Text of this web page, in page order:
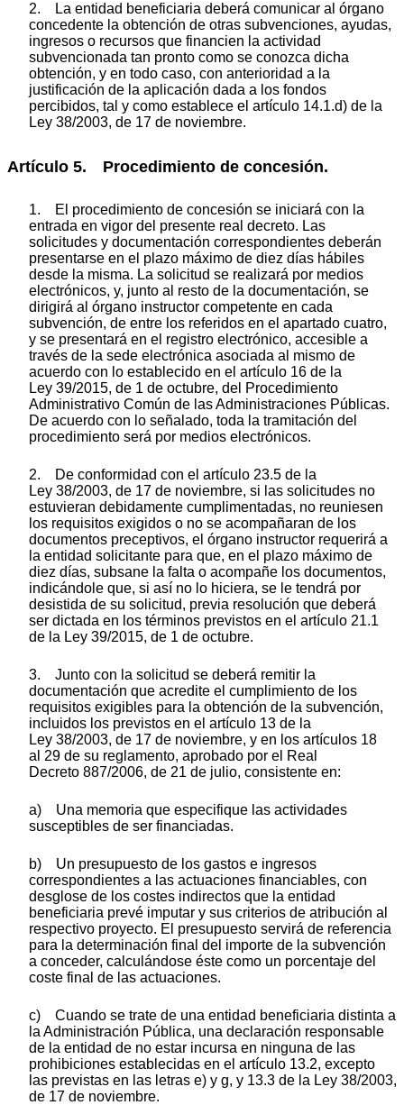
2. La entidad beneficiaria deberá comunicar al órgano
concedente la obtención de otras subvenciones, ayudas,
ingresos o recursos que financien la actividad
subvencionada tan pronto como se conozca dicha
obtención, y en todo caso, con anterioridad a la
justificación de la aplicación dada a los fondos
percibidos, tal y como establece el artículo 14.1.d) de la
Ley 38/2003, de 17 de noviembre.
Artículo 5. Procedimiento de concesión.
1. El procedimiento de concesión se iniciará con la
entrada en vigor del presente real decreto. Las
solicitudes y documentación correspondientes deberán
presentarse en el plazo máximo de diez días hábiles
desde la misma. La solicitud se realizará por medios
electrónicos, y, junto al resto de la documentación, se
dirigirá al órgano instructor competente en cada
subvención, de entre los referidos en el apartado cuatro,
y se presentará en el registro electrónico, accesible a
través de la sede electrónica asociada al mismo de
acuerdo con lo establecido en el artículo 16 de la
Ley 39/2015, de 1 de octubre, del Procedimiento
Administrativo Común de las Administraciones Públicas.
De acuerdo con lo señalado, toda la tramitación del
procedimiento será por medios electrónicos.
2. De conformidad con el artículo 23.5 de la
Ley 38/2003, de 17 de noviembre, si las solicitudes no
estuvieran debidamente cumplimentadas, no reuniesen
los requisitos exigidos o no se acompañaran de los
documentos preceptivos, el órgano instructor requerirá a
la entidad solicitante para que, en el plazo máximo de
diez días, subsane la falta o acompañe los documentos,
indicándole que, si así no lo hiciera, se le tendrá por
desistida de su solicitud, previa resolución que deberá
ser dictada en los términos previstos en el artículo 21.1
de la Ley 39/2015, de 1 de octubre.
3. Junto con la solicitud se deberá remitir la
documentación que acredite el cumplimiento de los
requisitos exigibles para la obtención de la subvención,
incluidos los previstos en el artículo 13 de la
Ley 38/2003, de 17 de noviembre, y en los artículos 18
al 29 de su reglamento, aprobado por el Real
Decreto 887/2006, de 21 de julio, consistente en:
a) Una memoria que especifique las actividades
susceptibles de ser financiadas.
b) Un presupuesto de los gastos e ingresos
correspondientes a las actuaciones financiables, con
desglose de los costes indirectos que la entidad
beneficiaria prevé imputar y sus criterios de atribución al
respectivo proyecto. El presupuesto servirá de referencia
para la determinación final del importe de la subvención
a conceder, calculándose éste como un porcentaje del
coste final de las actuaciones.
c) Cuando se trate de una entidad beneficiaria distinta a
la Administración Pública, una declaración responsable
de la entidad de no estar incursa en ninguna de las
prohibiciones establecidas en el artículo 13.2, excepto
las previstas en las letras e) y g, y 13.3 de la Ley 38/2003,
de 17 de noviembre.